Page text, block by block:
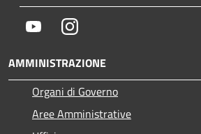
YoutubeInstagram
AMMINISTRAZIONE
Organi di Governo
Aree Amministrative